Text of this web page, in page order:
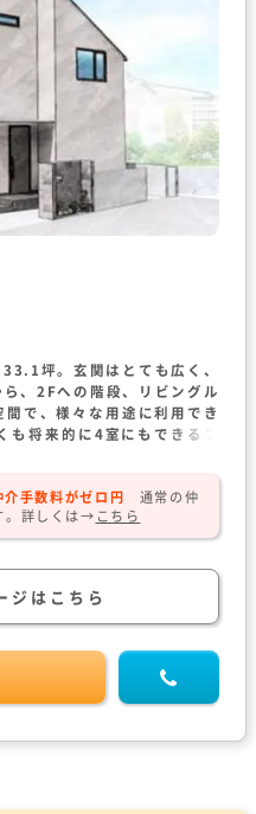
坪。玄関はとても広く、
、2Fへの階段、リビングル
で、様々な用途に利用でき
も将来的に4室にもできるフ
手数料がゼロ円
通常の仲
詳しくは→ こちら
ジはこちら